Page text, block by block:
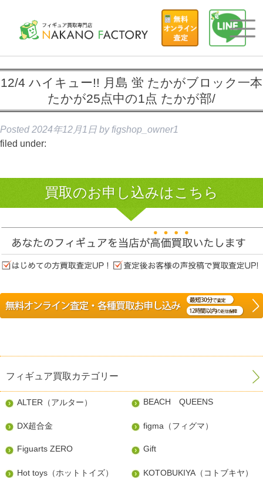
12/4 ハイキュー!! 月島 蛍 たかがブロック一本
たかが25点中の1点 たかが部/
Posted 2024年12月1日 by figshop_owner1
filed under:
買取のお申し込みはこちら
フィギュア買取カテゴリー
ALTER（アルター） BEACH QUEENS
DX超合金 figma（フィグマ）
Figuarts ZERO Gift
Hot toys（ホットトイズ） KOTOBUKIYA（コトブキヤ）